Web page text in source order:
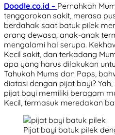
Doodle.co.id – Pernahkah
tenggorokan sakit, merasa
berdahak saat batuk pilek
orang dewasa, anak-anak
mengalami hal serupa.
Kecil sakit, dan terkadang
apa yang harus dilakukan
Tahukah Mums dan Paps,
diatasi dengan pijat bayi?
pijat bayi memiliki beragam
Kecil, termasuk meredakan
Pijat bayi batuk pilek